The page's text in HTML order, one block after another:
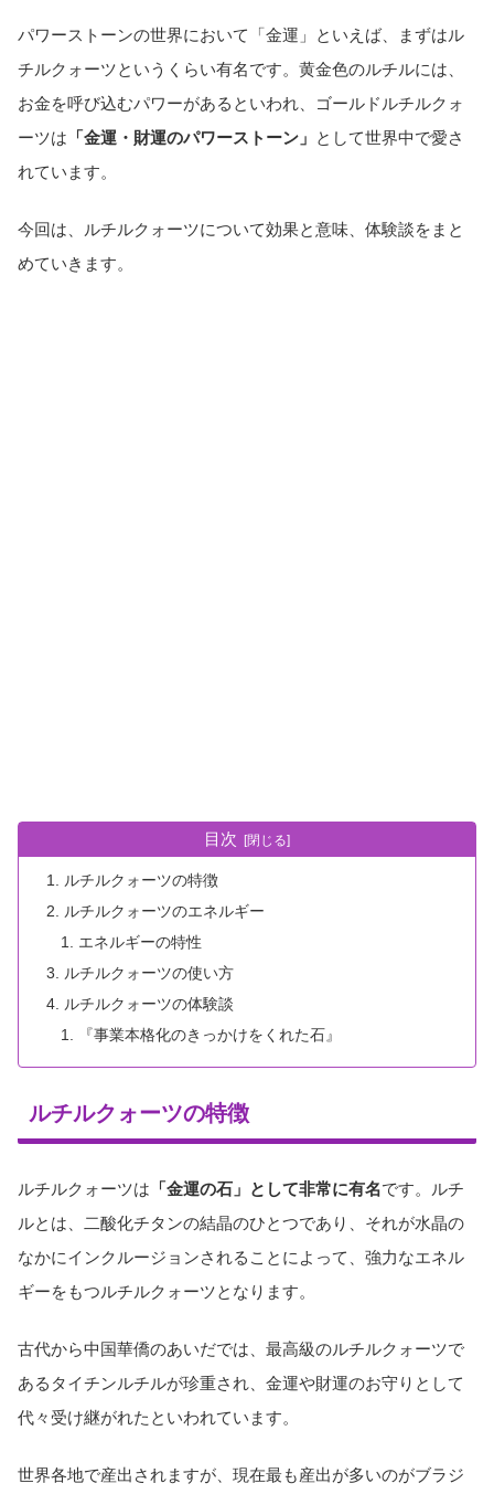
パワーストーンの世界において「金運」といえば、まずはル
チルクォーツというくらい有名です。黄金色のルチルには、
お金を呼び込むパワーがあるといわれ、ゴールドルチルクォ
ーツは 「金運・財運のパワーストーン」 として世界中で愛さ
れています。
今回は、ルチルクォーツについて効果と意味、体験談をまと
めていきます。
目次
ルチルクォーツの特徴
ルチルクォーツのエネルギー
エネルギーの特性
ルチルクォーツの使い方
ルチルクォーツの体験談
『事業本格化のきっかけをくれた石』
ルチルクォーツの特徴
ルチルクォーツは 「金運の石」として非常に有名です。ルチ
ルとは、二酸化チタンの結晶のひとつであり、それが水晶の
なかにインクルージョンされることによって、強力なエネル
ギーをもつルチルクォーツとなります。
古代から中国華僑のあいだでは、最高級のルチルクォーツで
あるタイチンルチルが珍重され、金運や財運のお守りとして
代々受け継がれたといわれています。
世界各地で産出されますが、現在最も産出が多いのがブラジ